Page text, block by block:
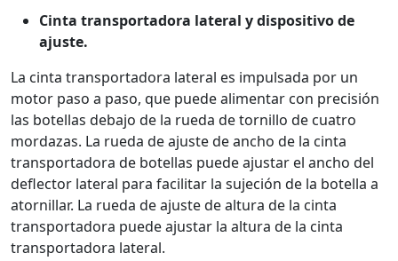
Cinta transportadora lateral y dispositivo de
ajuste.
La cinta transportadora lateral es impulsada por un
motor paso a paso, que puede alimentar con precisión
las botellas debajo de la rueda de tornillo de cuatro
mordazas. La rueda de ajuste de ancho de la cinta
transportadora de botellas puede ajustar el ancho del
deflector lateral para facilitar la sujeción de la botella a
atornillar. La rueda de ajuste de altura de la cinta
transportadora puede ajustar la altura de la cinta
transportadora lateral.